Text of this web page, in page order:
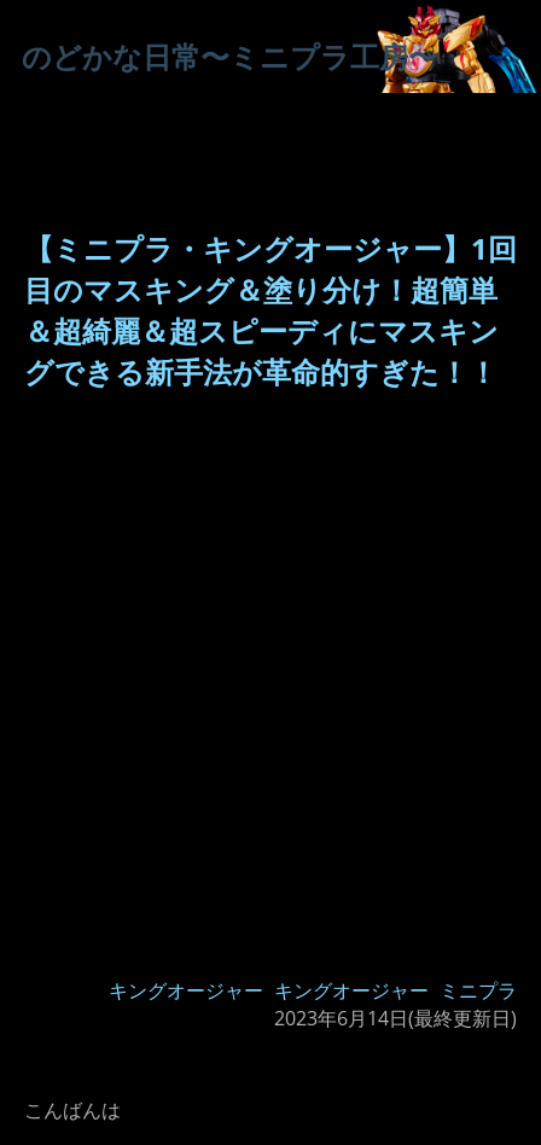
のどかな日常〜ミニプラ工房〜
【ミニプラ・キングオージャー】1回
目のマスキング＆塗り分け！超簡単
＆超綺麗＆超スピーディにマスキン
グできる新手法が革命的すぎた！！
キングオージャー キングオージャー
ミニプラ
2023年6月14日(最終更新日)
こんばんは